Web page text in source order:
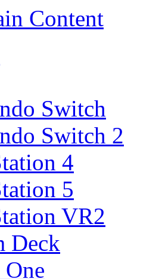
Content
Switch
Switch 2
4
5
VR2
Deck